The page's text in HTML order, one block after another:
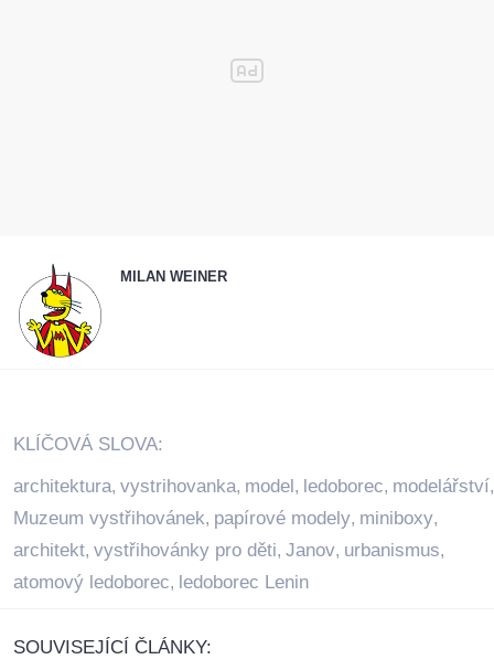
MILAN WEINER
KLÍČOVÁ SLOVA:
architektura, vystrihovanka, model, ledoborec, modelářství,
Muzeum vystřihovánek, papírové modely, miniboxy,
architekt, vystřihovánky pro děti, Janov, urbanismus,
atomový ledoborec, ledoborec Lenin
SOUVISEJÍCÍ ČLÁNKY: